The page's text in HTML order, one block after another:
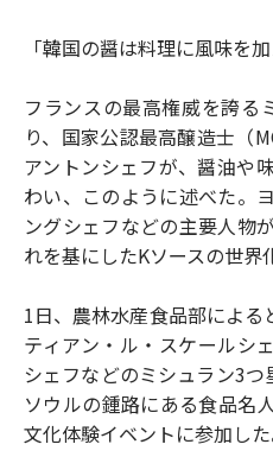
「韓国の醤は料理に風味を
フランスの最高権威を誇る
り、国家公認最高醸造士（
アントンシェフが、醤油や
わい、このように述べた。
ングシェフなどの主要人物
れを基にしたKソースの世界
1日、農林水産食品部による
ティアン・ル・スケールシ
シェフなどのミシュラン3
ソウルの鍾路にある食品名
文化体験イベントに参加した